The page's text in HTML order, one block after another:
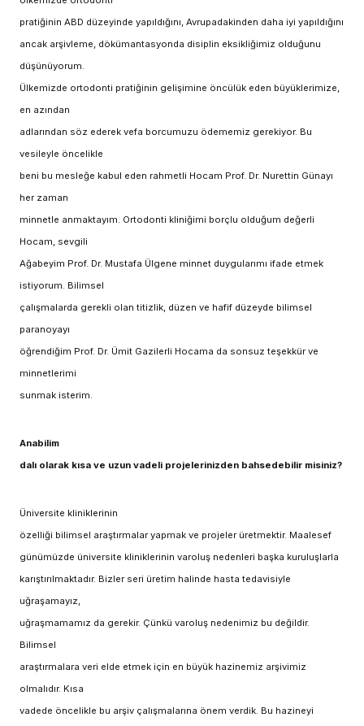
pratiğinin ABD düzeyinde yapıldığını, Avrupadakinden daha iyi yapıldığını
ancak arşivleme, dökümantasyonda disiplin eksikliğimiz olduğunu
düşünüyorum.
Ülkemizde ortodonti pratiğinin gelişimine öncülük eden büyüklerimize,
en azından
adlarından söz ederek vefa borcumuzu ödememiz gerekiyor. Bu
vesileyle öncelikle
beni bu mesleğe kabul eden rahmetli Hocam Prof. Dr. Nurettin Günayı
her zaman
minnetle anmaktayım. Ortodonti kliniğimi borçlu olduğum değerli
Hocam, sevgili
Ağabeyim Prof. Dr. Mustafa Ülgene minnet duygularımı ifade etmek
istiyorum. Bilimsel
çalışmalarda gerekli olan titizlik, düzen ve hafif düzeyde bilimsel
paranoyayı
öğrendiğim Prof. Dr. Ümit Gazilerli Hocama da sonsuz teşekkür ve
minnetlerimi
sunmak isterim.
Anabilim
dalı olarak kısa ve uzun vadeli projelerinizden bahsedebilir misiniz?
Üniversite kliniklerinin
özelliği bilimsel araştırmalar yapmak ve projeler üretmektir. Maalesef
günümüzde üniversite kliniklerinin varoluş nedenleri başka kuruluşlarla
karıştırılmaktadır. Bizler seri üretim halinde hasta tedavisiyle
uğraşamayız,
uğraşmamamız da gerekir. Çünkü varoluş nedenimiz bu değildir.
Bilimsel
araştırmalara veri elde etmek için en büyük hazinemiz arşivimiz
olmalıdır. Kısa
vadede öncelikle bu arşiv çalışmalarına önem verdik. Bu hazineyi